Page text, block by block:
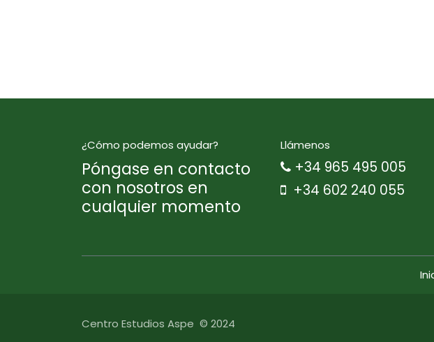
¿Cómo podemos ayudar?
Póngase en contacto
con nosotros en
cualquier momento
Llámenos
+34 965 495 005
+34 602 240 055
Centro Estudios Aspe © 2024